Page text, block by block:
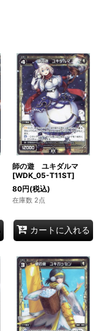
師の遊 ユキダルマ
[WDK_05-T11ST]
80円(税込)
在庫数 2点
カートに入れる